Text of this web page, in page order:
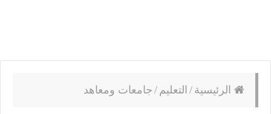
الرئيسية / التعليم / جامعات ومعاهد